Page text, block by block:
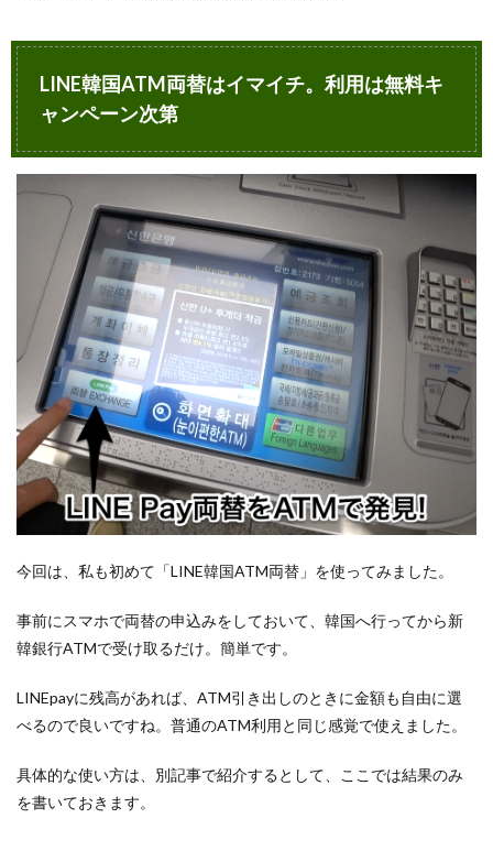
LINE韓国ATM両替はイマイチ。利用は無料キ
ャンペーン次第
今回は、私も初めて「LINE韓国ATM両替」を使ってみました。
事前にスマホで両替の申込みをしておいて、韓国へ行ってから新
韓銀行ATMで受け取るだけ。簡単です。
LINEpayに残高があれば、ATM引き出しのときに金額も自由に選
べるので良いですね。普通のATM利用と同じ感覚で使えました。
具体的な使い方は、別記事で紹介するとして、ここでは結果のみ
を書いておきます。